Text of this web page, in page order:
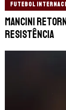
FUTEBOL
Mancini
resistência